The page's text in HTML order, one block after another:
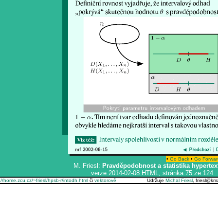
• Go Back • Go
M. Friesl: Pravděpodobnost a statistika
verze 2014-02-08 HTML, stránka 75 ze 124
home.zcu.cz/~friesl/hpsb-r/intodh.html či vektorově Udržuje Michal Friesl ,